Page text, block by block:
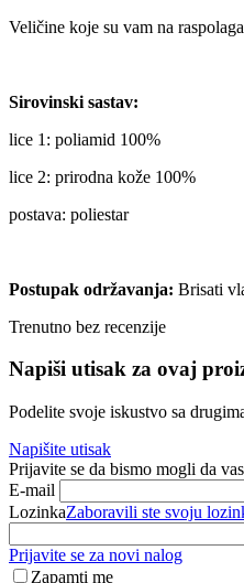
Veličine koje su vam na
Sirovinski sastav:
lice 1: poliamid 100%
lice 2: prirodna kože 100%
postava: poliestar
Postupak održavanja: Brisati
Trenutno bez recenzije
Napiši utisak za ovaj
Podelite svoje iskustvo sa
Napišite utisak
Prijavite se da bismo mogli da
E-mail
LozinkaZaboravili ste svoju
Prijavite se za novi nalog
Zapamti me